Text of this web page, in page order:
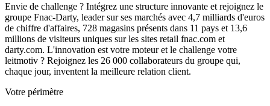
Envie de challenge ? Intégrez une structure innovante et rejoignez le
groupe Fnac-Darty, leader sur ses marchés avec 4,7 milliards d'euros
de chiffre d'affaires, 728 magasins présents dans 11 pays et 13,6
millions de visiteurs uniques sur les sites retail fnac.com et
darty.com. L'innovation est votre moteur et le challenge votre
leitmotiv ? Rejoignez les 26 000 collaborateurs du groupe qui,
chaque jour, inventent la meilleure relation client.
Votre périmètre